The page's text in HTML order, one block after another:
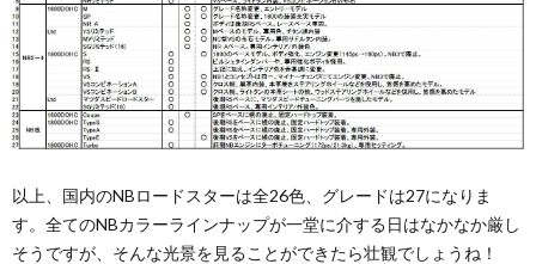
以上、国内のNBロードスターは全26色、グレードは27になりま
す。全てのNBカラーラインナップが一堂に介する日はなかなか厳し
そうですが、そんな光景を見ることができたら壮観でしょうね！